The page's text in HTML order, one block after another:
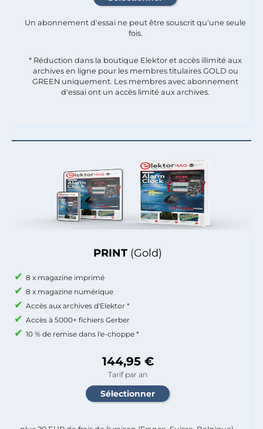
PRINT (Gold)
8 x magazine imprimé
8 x magazine numérique
Accès aux archives d'Elektor *
Accès à 5000+ fichiers Gerber
10 % de remise dans l'e-choppe *
144,95 €
Tarif par an
Un abonnement d'essai ne peut être souscrit qu'une seule
fois.​
* Réduction dans la boutique Elektor et accès illimité aux
archives en ligne pour les membres titulaires GOLD ou
GREEN uniquement. Les membres avec abonnement
d'essai ont un accès limité aux archives.